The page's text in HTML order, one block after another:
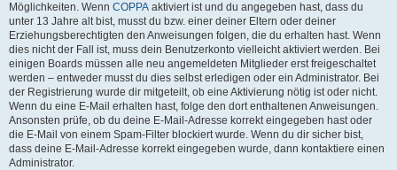
Möglichkeiten. Wenn COPPA aktiviert ist und du angegeben hast, dass du
unter 13 Jahre alt bist, musst du bzw. einer deiner Eltern oder deiner
Erziehungsberechtigten den Anweisungen folgen, die du erhalten hast. Wenn
dies nicht der Fall ist, muss dein Benutzerkonto vielleicht aktiviert werden. Bei
einigen Boards müssen alle neu angemeldeten Mitglieder erst freigeschaltet
werden – entweder musst du dies selbst erledigen oder ein Administrator. Bei
der Registrierung wurde dir mitgeteilt, ob eine Aktivierung nötig ist oder nicht.
Wenn du eine E-Mail erhalten hast, folge den dort enthaltenen Anweisungen.
Ansonsten prüfe, ob du deine E-Mail-Adresse korrekt eingegeben hast oder
die E-Mail von einem Spam-Filter blockiert wurde. Wenn du dir sicher bist,
dass deine E-Mail-Adresse korrekt eingegeben wurde, dann kontaktiere einen
Administrator.